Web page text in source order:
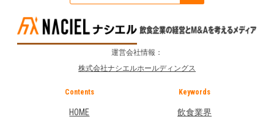
運営会社情報：
株式会社ナシエルホールディングス
Contents
HOME
Keywords
飲食業界